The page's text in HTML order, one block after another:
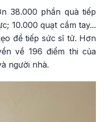
38.000 phần quà tiếp
10.000 quạt cầm tay...
để tiếp sức sĩ tử. Hơn
về 196 điểm thi của
người nhà.